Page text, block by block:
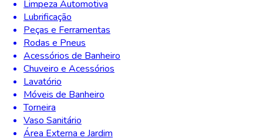
Limpeza Automotiva
Lubrificação
Peças e Ferramentas
Rodas e Pneus
Acessórios de Banheiro
Chuveiro e Acessórios
Lavatório
Móveis de Banheiro
Torneira
Vaso Sanitário
Área Externa e Jardim